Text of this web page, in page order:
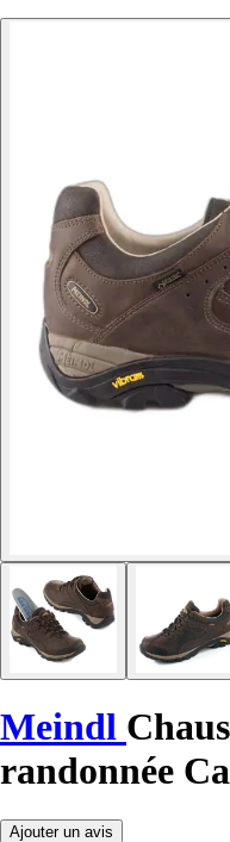
Meindl
randonnée
Ajouter un avis